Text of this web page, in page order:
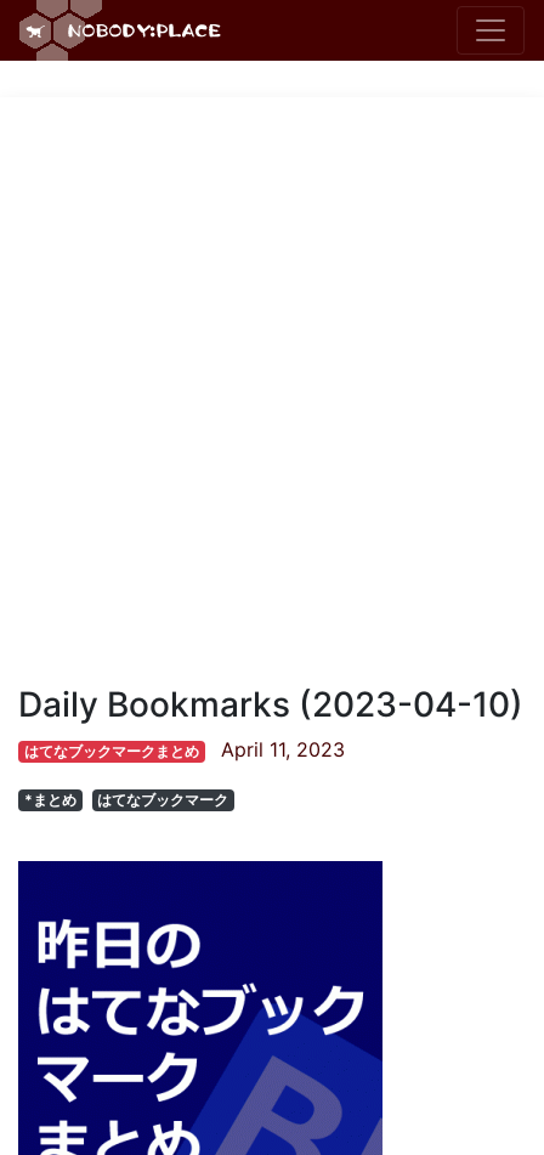
Daily Bookmarks (2023-04-10)
はてなブックマークまとめ April 11, 2023
*まとめ はてなブックマーク